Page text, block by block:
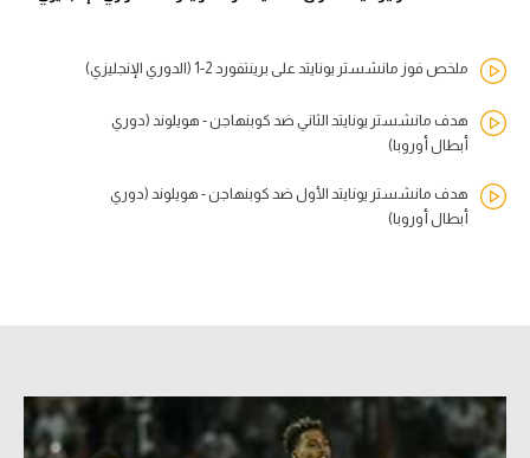
ملخص فوز مانشستر يونايتد على برينتفورد 2-1 (الدوري الإنجليزي)
هدف مانشستر يونايتد الثاني ضد كوبنهاجن - هويلوند (دوري
أبطال أوروبا)
هدف مانشستر يونايتد الأول ضد كوبنهاجن - هويلوند (دوري
أبطال أوروبا)